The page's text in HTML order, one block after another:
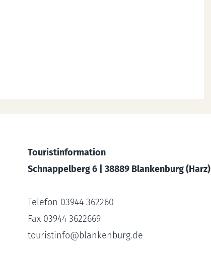
Touristinformation
Schnappelberg 6 | 38889 Blankenburg (Harz)
Telefon 03944 362260
Fax 03944 3622669
touristinfo@blankenburg.de